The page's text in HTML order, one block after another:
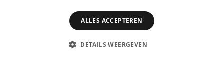
ALLES ACCEPTEREN
DETAILS WEERGEVEN